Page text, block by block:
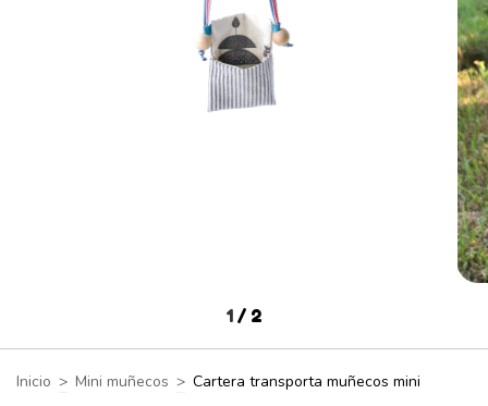
1 / 2
Inicio > Mini muñecos > Cartera transporta muñecos mini